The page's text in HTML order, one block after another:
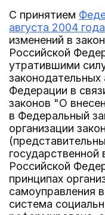
С принятием
августа 2004
изменений в
Российской
утратившими
законодательных
Федерации в
законов "О
в Федеральный
организации
государственной
Российской
принципах
самоуправления
система